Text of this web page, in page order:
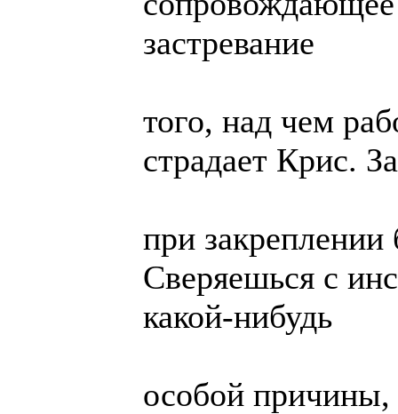
застревание
того, над чем
страдает Крис.
при
Сверяешься с
какой-нибудь
особой причины,